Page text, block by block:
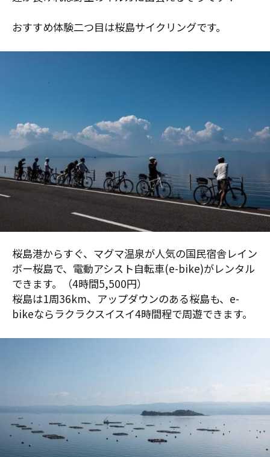
おすすめ体験二つ目は桜島サイクリングです。
桜島港からすぐ、マグマ温泉が人気の国民宿舎レイン
ボー桜島で、電動アシスト自転車(e-bike)がレンタル
できます。（4時間5,500円）
桜島は1周36km、アップダウンのある桜島も、e-
bikeならラクラクスイスイ4時間程で周遊できます。